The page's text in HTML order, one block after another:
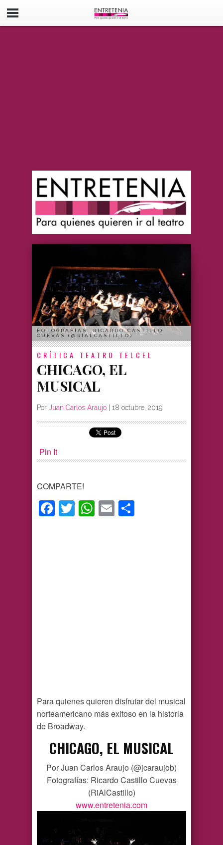
FOTOGRAFÍAS: RICARDO CASTILLO
CUEVAS (@RIALCASTILLO)
CRÍTICA TEATRO TELCEL
CHICAGO, EL
MUSICAL
Por Juan Carlos Araujo | 18 octubre, 2019
Pin It
COMPARTE!
Facebook
TwitterWhatsApp
Email
Para quienes quieren disfrutar del musical
norteamericano más exitoso en la historia
de Broadway.
CHICAGO, EL MUSICAL
Por Juan Carlos Araujo (@jcaraujob)
Fotografías: Ricardo Castillo Cuevas
(RiAlCastillo)
www.entretenia.com